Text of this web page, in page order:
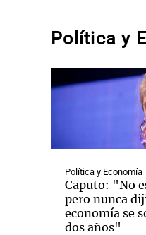
Política y
Política y Economía
Caputo: "No
pero nunca
economía se
dos años"